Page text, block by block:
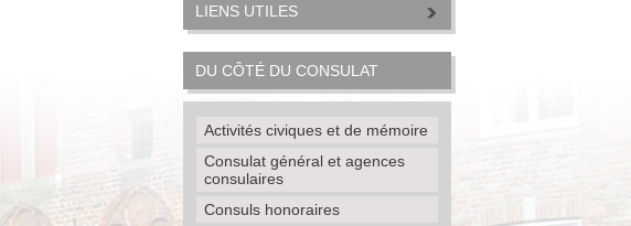
LIENS UTILES
DU CÔTÉ DU CONSULAT
Activités civiques et de mémoire
Consulat général et agences
consulaires
Consuls honoraires